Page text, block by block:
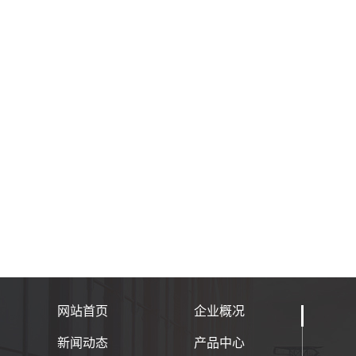
网站首页 企业概况
新闻动态 产品中心